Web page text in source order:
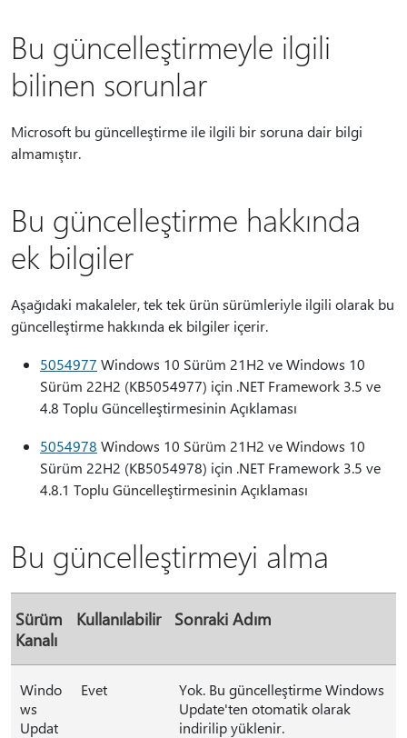
Bu güncelleştirmeyle ilgili
bilinen sorunlar
Microsoft bu güncelleştirme ile ilgili bir soruna dair bilgi
almamıştır.
Bu güncelleştirme hakkında
ek bilgiler
Aşağıdaki makaleler, tek tek ürün sürümleriyle ilgili olarak bu
güncelleştirme hakkında ek bilgiler içerir.
5054977 Windows 10 Sürüm 21H2 ve Windows 10
Sürüm 22H2 (KB5054977) için .NET Framework 3.5 ve
4.8 Toplu Güncelleştirmesinin Açıklaması
5054978 Windows 10 Sürüm 21H2 ve Windows 10
Sürüm 22H2 (KB5054978) için .NET Framework 3.5 ve
4.8.1 Toplu Güncelleştirmesinin Açıklaması
Bu güncelleştirmeyi alma
Sürüm
Kanalı
Kullanılabilir Sonraki Adım
Windo
ws
Updat
Evet
Yok. Bu güncelleştirme Windows
Update'ten otomatik olarak
indirilip yüklenir.